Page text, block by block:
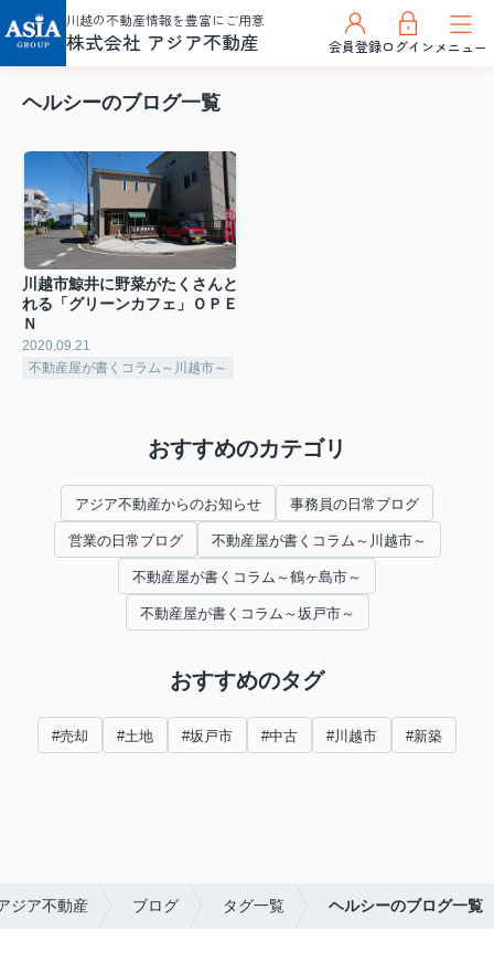
川越の不動産情報を豊富にご用意
株式会社 アジア不動産 会員登録ログインメニュー
ヘルシーのブログ一覧
川越市鯨井に野菜がたくさんと
れる「グリーンカフェ」ＯＰＥ
Ｎ
2020.09.21
不動産屋が書くコラム～川越市～
おすすめのカテゴリ
アジア不動産からのお知らせ 事務員の日常ブログ
営業の日常ブログ 不動産屋が書くコラム～川越市～
不動産屋が書くコラム～鶴ヶ島市～
不動産屋が書くコラム～坂戸市～
おすすめのタグ
#売却 #土地 #坂戸市 #中古 #川越市 #新築
ジア不動産 ブログ タグ一覧 ヘルシーのブログ一覧